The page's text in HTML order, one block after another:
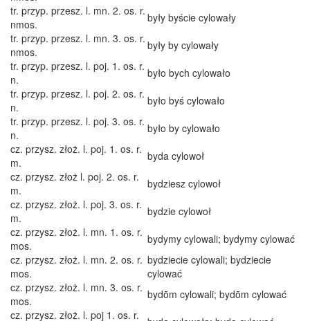
tr. przyp. przesz. l. mn. 2. os. r.
nmos.
były byście cylowały
tr. przyp. przesz. l. mn. 3. os. r.
nmos.
były by cylowały
tr. przyp. przesz. l. poj. 1. os. r.
n.
było bych cylowało
tr. przyp. przesz. l. poj. 2. os. r.
n.
było byś cylowało
tr. przyp. przesz. l. poj. 3. os. r.
n.
było by cylowało
cz. przysz. złoż. l. poj. 1. os. r.
m.
byda cylowoł
cz. przysz. złoż l. poj. 2. os. r.
m.
bydziesz cylowoł
cz. przysz. złoż. l. poj. 3. os. r.
m.
bydzie cylowoł
cz. przysz. złoż. l. mn. 1. os. r.
mos.
bydymy cylowali; bydymy cylować
cz. przysz. złoż. l. mn. 2. os. r.
mos.
bydziecie cylowali; bydziecie
cylować
cz. przysz. złoż. l. mn. 3. os. r.
mos.
bydōm cylowali; bydōm cylować
cz. przysz. złoż. l. poj 1. os. r.